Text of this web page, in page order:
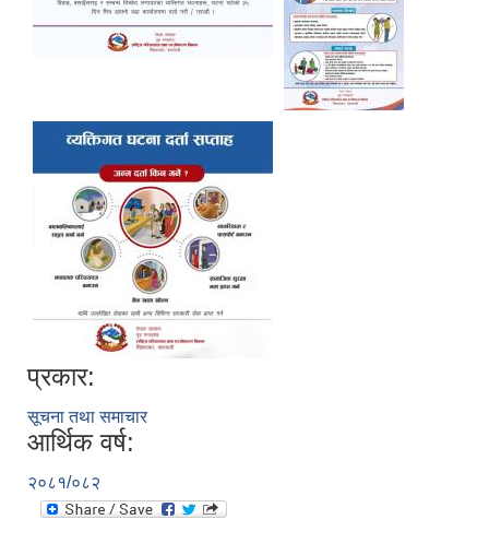
प्रकार:
सूचना तथा समाचार
आर्थिक वर्ष:
२०८१/०८२